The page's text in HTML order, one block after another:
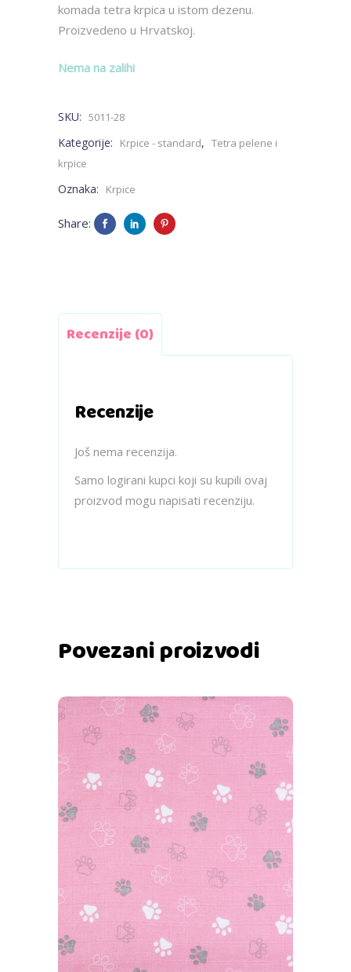
komada tetra krpica u istom dezenu.
Proizvedeno u Hrvatskoj.
Nema na zalihi
SKU: 5011-28
Kategorije: Krpice - standard, Tetra pelene i
krpice
Oznaka: Krpice
Share:
Recenzije (0)
Recenzije
Još nema recenzija.
Samo logirani kupci koji su kupili ovaj
proizvod mogu napisati recenziju.
Povezani proizvodi
Dodaj u košaricu